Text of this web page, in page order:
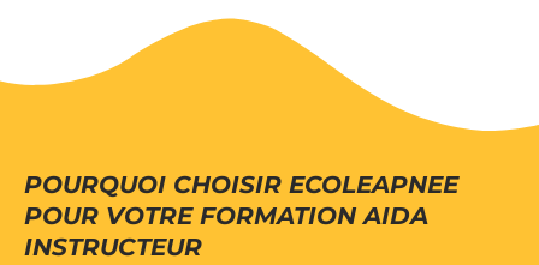
POURQUOI CHOISIR ECOLEAPNEE
POUR VOTRE FORMATION AIDA
INSTRUCTEUR